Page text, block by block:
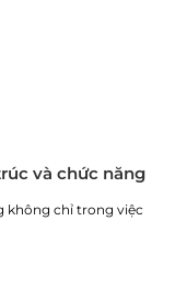
và chức năng
không chỉ trong việc